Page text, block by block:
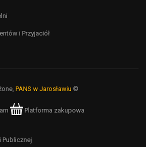
i Przyjaciół
PANS w Jarosławiu ©
Platforma zakupowa
Publicznej